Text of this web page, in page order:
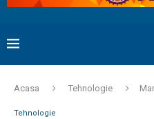
Acasa Tehnologie
Tehnologie